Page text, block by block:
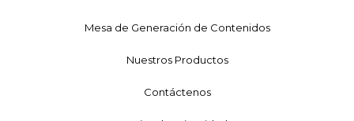
Mesa de Generación de Contenidos
Nuestros Productos
Contáctenos